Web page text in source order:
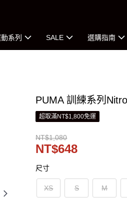
系列 SALE 選購指南
PUMA 訓練系列
超取滿NT$1,800免運
NT$1,080
NT$648
尺寸
XS S M